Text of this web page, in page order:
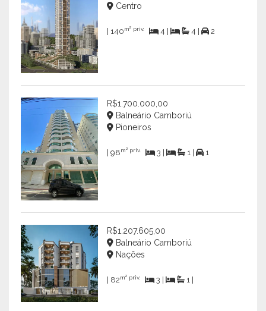
Centro
| 140m² priv. 4 | 4 | 2
R$1.700.000,00
Balneário Camboriú
Pioneiros
| 98m² priv. 3 | 1 | 1
R$1.207.605,00
Balneário Camboriú
Nações
| 82m² priv. 3 | 1 |